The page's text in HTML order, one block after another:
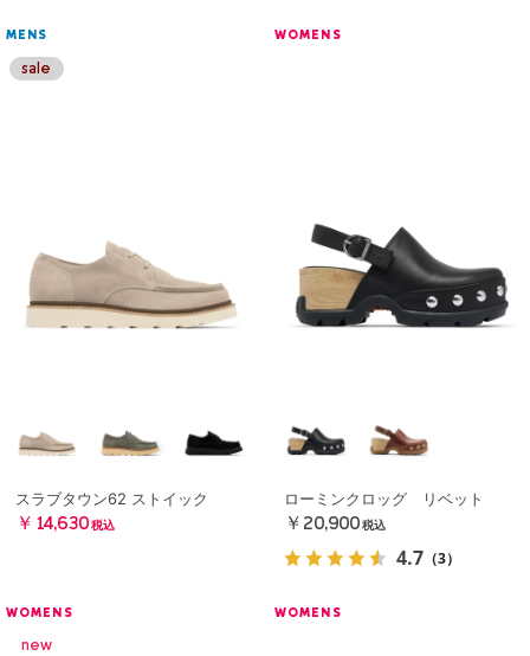
MENS
スラブタウン62 ストイック
￥14,630 税込
WOMENS
ローミンクロッグ リベット
￥20,900 税込
4.7 （3）
WOMENS WOMENS